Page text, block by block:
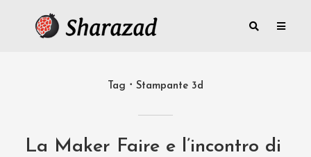
Tag Stampante 3d
La Maker Faire e l’incontro di